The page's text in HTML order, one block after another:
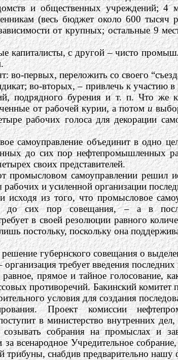
и общественных учреждений; 4
(весь бюджет около 600 тысяч
от крупных; остальные 9
капиталисты, с другой – чисто
во-первых, переложить со своего
во-вторых, – привлечь к участию
подрядного бурения и т. п. Что же
от рабочей курии, а потоми
рабочих голоса для декорации
самоуправление объединит в одно
до сих пор нефтепромышленных
своих представителей.
промысловом самоуправлении решил
и усиленной организации
исходя из того, что промысловое
до сих пор совещания, – а в
в своей резолюции равного
постольку, поскольку она
губернского совещания о
требует введения
прямое и тайное голосование,
противоречий. Бакинский комитет
условия для создания
Проект комиссии
в министерство внутренних
собрания на промыслах и
всенародное Учредительное
трибуны, снабдив предварительно